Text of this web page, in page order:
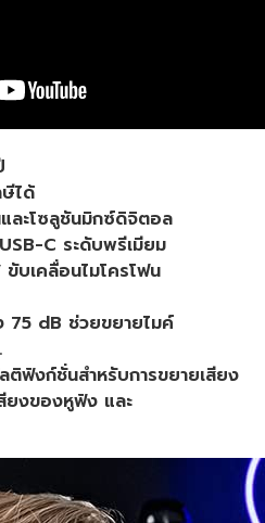
ได้
ละโซลูชันมิกซ์ดิจิตอล
C ระดับพรีเมียม
บเคลื่อนไมโครโฟน
75 dB ช่วยขยายไมค์
ฟังก์ชั่นสำหรับการขยายเสียง
ยงของหูฟัง และ